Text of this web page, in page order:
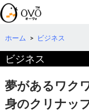
検
索
コ
テ
へ
移
動
ホーム > ビジネス
ビジネス
夢があるワク
身のクリナッ